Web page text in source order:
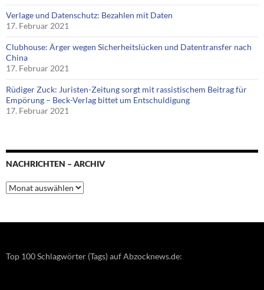
Verlage und Datenschutz: Bezahlen mit Daten
17. Februar 2021
Clubhouse: Ärger wegen Sicherheitslücken und Datentransfer nach
China
17. Februar 2021
Rüdiger Zuck: Juristen-Zeitung sorgt mit rassistischem Beitrag für
Empörung – Beck-Verlag bittet um Entschuldigung
17. Februar 2021
NACHRICHTEN – ARCHIV
Nachrichten
–
Top 100 Schlagwörter (Tags) auf Abzocknews.de: